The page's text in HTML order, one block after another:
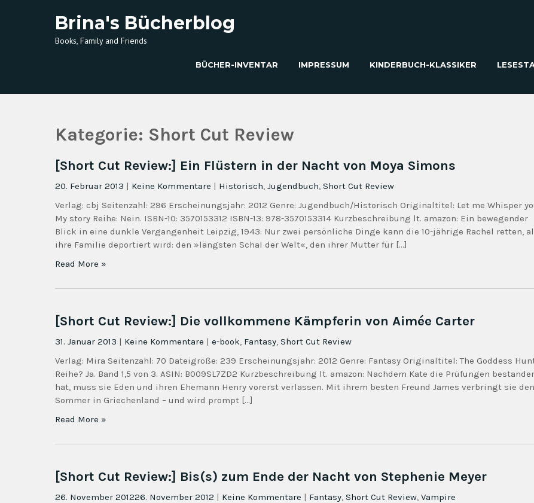
Brina's Bücherblog
Books, Family and Friends
BÜCHER-INVENTAR IMPRESSUM KINDERBUCH-KLASSIKER
Kategorie: Short Cut Review
[Short Cut Review:] Ein Flüstern in der Nacht von Moya Simons
20. Februar 2013 | Keine Kommentare | Historisch, Jugendbuch, Short Cut Review
Verlag: cbj Seitenzahl: 296 Erscheinungsjahr: 2012 Genre: Jugendbuch/Historisch Originaltitel: Let me Whisper
My story Reihe: Nein. ISBN-10: 3570153312 ISBN-13: 978-3570153314 Kurzbeschreibung lt. amazon: Ein bewegender
Blick in eine dunkle Vergangenheit Leipzig, 1943: Nur zwei persönliche Dinge kann die 10-jährige Rachel retten,
ihre Familie deportiert wird: den »längsten Schal der Welt«, den ihrer Mutter für […]
Read More »
[Short Cut Review:] Die vollkommene Kämpferin von Aimée Carter
31. Januar 2013 | Keine Kommentare | e-book, Fantasy, Short Cut Review
Verlag: Mira Seitenzahl: 70 Dateigröße: 239 Erscheinungsjahr: 2012 Genre: Fantasy Originaltitel: The Goddess
Reihe? Ja. Band 1,5 von 3. ASIN: B009SL7ZD2 Kurzbeschreibung lt. amazon: Nachdem Kate die Prüfungen
hat, muss sie Eden und ihren Ehemann Henry vorerst verlassen. Mit ihrem besten Freund James verbringt sie den
Sommer in Griechenland – und wird prompt […]
Read More »
[Short Cut Review:] Bis(s) zum Ende der Nacht von Stephenie Meyer
26. November 201226. November 2012 | Keine Kommentare | Fantasy, Short Cut Review, Vampire